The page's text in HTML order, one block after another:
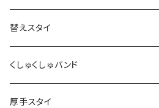
替えスタイ
くしゅくしゅバンド
厚手スタイ